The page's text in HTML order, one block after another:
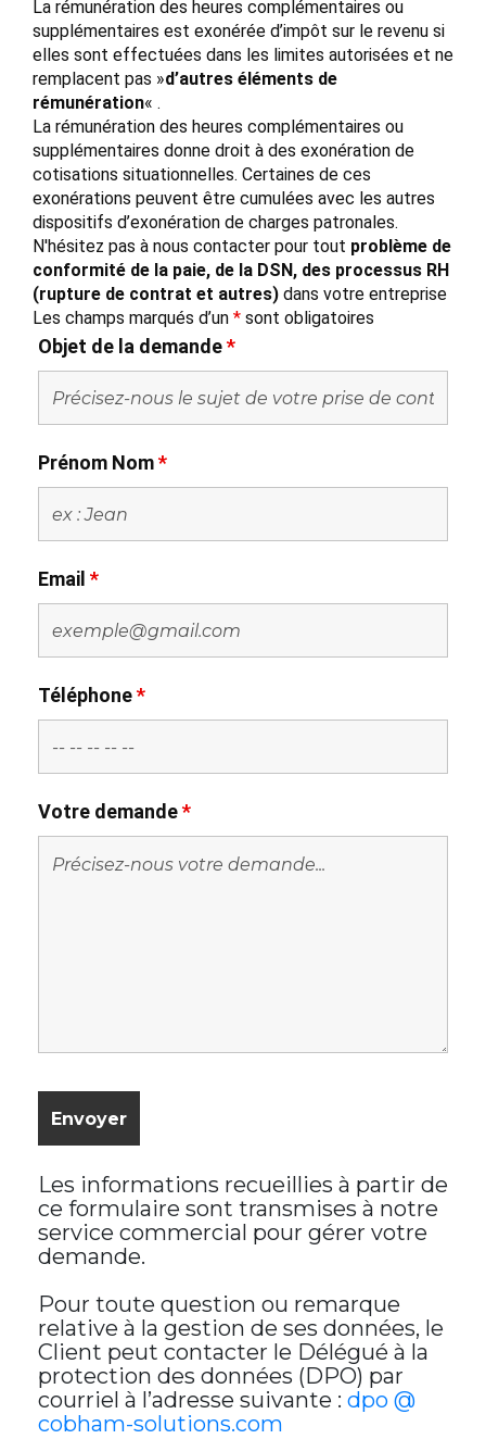
La rémunération des heures complémentaires ou
supplémentaires est exonérée d’impôt sur le revenu si
elles sont effectuées dans les limites autorisées et ne
remplacent pas »d’autres éléments de
rémunération« .
La rémunération des heures complémentaires ou
supplémentaires donne droit à des exonération de
cotisations situationnelles. Certaines de ces
exonérations peuvent être cumulées avec les autres
dispositifs d’exonération de charges patronales.
N'hésitez pas à nous contacter pour tout problème de
conformité de la paie, de la DSN, des processus RH
(rupture de contrat et autres) dans votre entreprise
Les champs marqués d’un * sont obligatoires
Objet de la demande*
Prénom Nom*
Email *
Téléphone*
Votre demande*
Les informations recueillies à partir de
ce formulaire sont transmises à notre
service commercial pour gérer votre
demande.
Pour toute question ou remarque
relative à la gestion de ses données, le
Client peut contacter le Délégué à la
protection des données (DPO) par
courriel à l’adresse suivante : dpo @
cobham-solutions.com